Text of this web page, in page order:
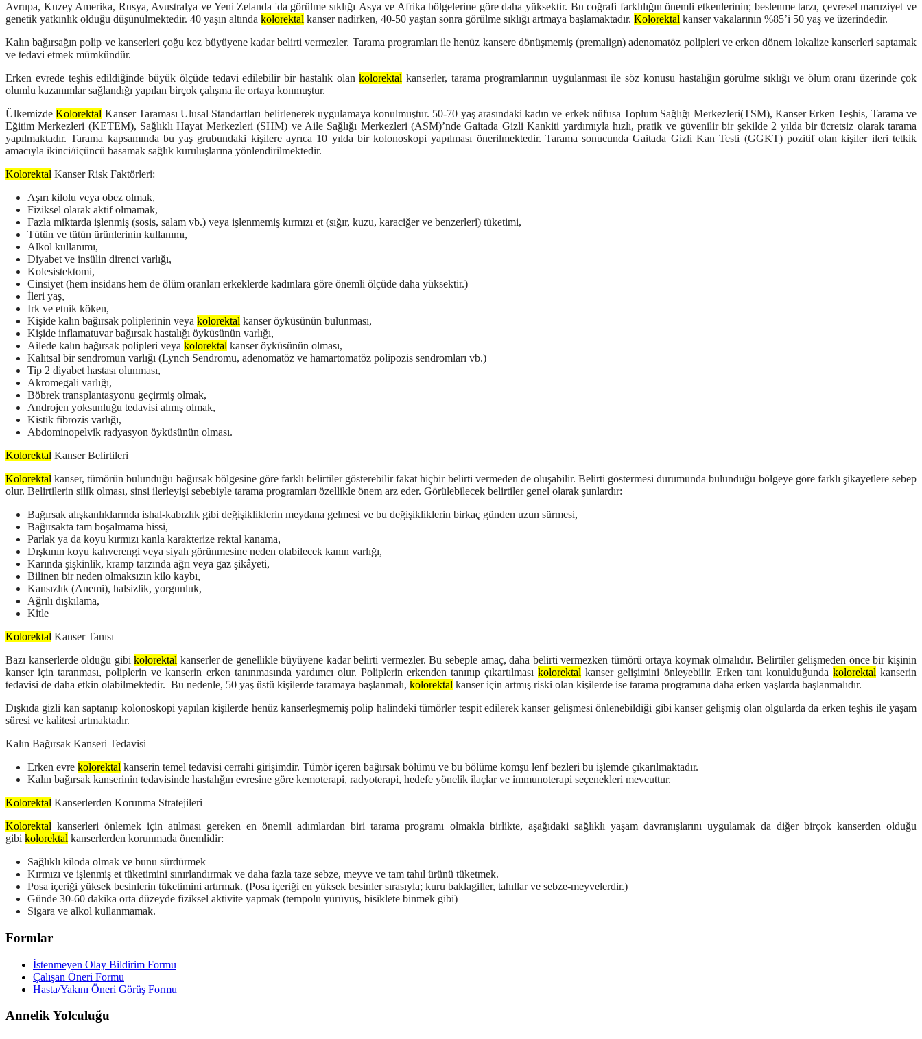
Avrupa, Kuzey Amerika, Rusya, Avustralya ve Yeni Zelanda 'da görülme sıklığı Asya ve Afrika bölgelerine göre daha yüksektir. Bu coğrafi farklılığın önemli etkenlerinin; beslenme tarzı, çevresel maruziyet ve
genetik yatkınlık olduğu düşünülmektedir. 40 yaşın altında kolorektal kanser nadirken, 40-50 yaştan sonra görülme sıklığı artmaya başlamaktadır. Kolorektal kanser vakalarının %85’i 50 yaş ve üzerindedir.
Kalın bağırsağın polip ve kanserleri çoğu kez büyüyene kadar belirti vermezler. Tarama programları ile henüz kansere dönüşmemiş (premalign) adenomatöz polipleri ve erken dönem lokalize kanserleri saptamak
ve tedavi etmek mümkündür.
Erken evrede teşhis edildiğinde büyük ölçüde tedavi edilebilir bir hastalık olankolorektal kanserler, tarama programlarının uygulanması ile söz konusu hastalığın görülme sıklığı ve ölüm oranı üzerinde çok
olumlu kazanımlar sağlandığı yapılan birçok çalışma ile ortaya konmuştur.
ÜlkemizdeKolorektal Kanser Taraması Ulusal Standartları belirlenerek uygulamaya konulmuştur. 50-70 yaş arasındaki kadın ve erkek nüfusa Toplum Sağlığı Merkezleri(TSM), Kanser Erken Teşhis, Tarama ve
Eğitim Merkezleri (KETEM), Sağlıklı Hayat Merkezleri (SHM) ve Aile Sağlığı Merkezleri (ASM)’ndeGaitada Gizli Kankiti yardımıyla hızlı, pratik ve güvenilir bir şekilde 2 yılda bir ücretsiz olarak tarama
yapılmaktadır. Tarama kapsamında bu yaş grubundaki kişilere ayrıca 10 yılda birkolonoskopi yapılması önerilmektedir. Tarama sonucunda Gaitada Gizli Kan Testi (GGKT) pozitif olan kişiler ileri tetkik
amacıyla ikinci/üçüncü basamak sağlık kuruluşlarına yönlendirilmektedir.
Kolorektal Kanser Risk Faktörleri:
Aşırı kilolu veya obez olmak,
Fiziksel olarak aktif olmamak,
Fazla miktarda işlenmiş (sosis, salam vb.) veya işlenmemiş kırmızı et (sığır, kuzu, karaciğer ve benzerleri) tüketimi,
Tütün ve tütün ürünlerinin kullanımı,
Alkol kullanımı,
Diyabet ve insülin direnci varlığı,
Kolesistektomi,
Cinsiyet (hem insidans hem de ölüm oranları erkeklerde kadınlara göre önemli ölçüde daha yüksektir.)
İleri yaş,
Irk ve etnik köken,
Kişide kalın bağırsak poliplerinin veya kolorektal kanser öyküsünün bulunması,
Kişide inflamatuvar bağırsak hastalığı öyküsünün varlığı,
Ailede kalın bağırsak polipleri veya kolorektal kanser öyküsünün olması,
Kalıtsal bir sendromun varlığı (Lynch Sendromu, adenomatöz ve hamartomatöz polipozis sendromları vb.)
Tip 2 diyabet hastası olunması,
Akromegali varlığı,
Böbrek transplantasyonu geçirmiş olmak,
Androjen yoksunluğu tedavisi almış olmak,
Kistik fibrozis varlığı,
Abdominopelvik radyasyon öyküsünün olması.
Kolorektal Kanser Belirtileri
Kolorektal kanser, tümörün bulunduğu bağırsak bölgesine göre farklı belirtiler gösterebilir fakat hiçbir belirti vermeden de oluşabilir. Belirti göstermesi durumunda bulunduğu bölgeye göre farklı şikayetlere sebep
olur. Belirtilerin silik olması, sinsi ilerleyişi sebebiyle tarama programları özellikle önem arz eder. Görülebilecek belirtiler genel olarak şunlardır:
Bağırsak alışkanlıklarında ishal-kabızlık gibi değişikliklerin meydana gelmesi ve bu değişikliklerin birkaç günden uzun sürmesi,
Bağırsakta tam boşalmama hissi,
Parlak ya da koyu kırmızı kanla karakterize rektal kanama,
Dışkının koyu kahverengi veya siyah görünmesine neden olabilecek kanın varlığı,
Karında şişkinlik, kramp tarzında ağrı veya gaz şikâyeti,
Bilinen bir neden olmaksızın kilo kaybı,
Kansızlık (Anemi), halsizlik, yorgunluk,
Ağrılı dışkılama,
Kitle
Kolorektal Kanser Tanısı
Bazı kanserlerde olduğu gibikolorektal kanserler de genellikle büyüyene kadar belirti vermezler. Bu sebeple amaç, daha belirti vermezken tümörü ortaya koymak olmalıdır. Belirtiler gelişmeden önce birkişinin
kanser için taranması, poliplerin ve kanserin erken tanınmasında yardımcı olur. Poliplerin erkenden tanınıp çıkartılmasıkolorektal kanser gelişimini önleyebilir. Erken tanı konulduğunda kolorektal kanserin
tedavisi de daha etkin olabilmektedir. Bu nedenle, 50 yaş üstü kişilerde taramaya başlanmalı, kolorektal kanser için artmış riski olan kişilerde ise tarama programına daha erken yaşlarda başlanmalıdır.
Dışkıda gizli kan saptanıp kolonoskopi yapılan kişilerde henüz kanserleşmemiş polip halindeki tümörler tespit edilerek kanser gelişmesi önlenebildiği gibi kanser gelişmiş olan olgularda da erken teşhis ile yaşam
süresi ve kalitesi artmaktadır.
Kalın Bağırsak Kanseri Tedavisi
Erken evre kolorektal kanserin temel tedavisi cerrahi girişimdir. Tümör içeren bağırsak bölümü ve bu bölüme komşu lenf bezleri bu işlemde çıkarılmaktadır.
Kalın bağırsak kanserinin tedavisinde hastalığın evresine göre kemoterapi, radyoterapi, hedefe yönelik ilaçlar ve immunoterapi seçenekleri mevcuttur.
Kolorektal Kanserlerden Korunma Stratejileri
Kolorektal kanserleri önlemek için atılması gereken en önemli adımlardan biri tarama programı olmakla birlikte, aşağıdaki sağlıklı yaşam davranışlarını uygulamak da diğer birçok kanserden olduğu
gibi kolorektal kanserlerden korunmada önemlidir:
Sağlıklı kiloda olmak ve bunu sürdürmek
Kırmızı ve işlenmiş et tüketimini sınırlandırmak ve daha fazla taze sebze, meyve ve tam tahıl ürünü tüketmek.
Posa içeriği yüksek besinlerin tüketimini artırmak. (Posa içeriği en yüksek besinler sırasıyla; kuru baklagiller, tahıllar ve sebze-meyvelerdir.)
Günde 30-60 dakika orta düzeyde fiziksel aktivite yapmak (tempolu yürüyüş, bisiklete binmek gibi)
Sigara ve alkol kullanmamak.
Formlar
İstenmeyen Olay Bildirim Formu
Çalışan Öneri Formu
Hasta/Yakını Öneri Görüş Formu
Annelik Yolculuğu